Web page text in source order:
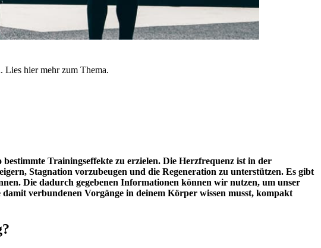
Lies hier mehr zum Thema.
Trainingseffekte zu erzielen. Die Herzfrequenz ist in der
Stagnation vorzubeugen und die Regeneration zu unterstützen. Es gibt
Die dadurch gegebenen Informationen können wir nutzen, um unser
verbundenen Vorgänge in deinem Körper wissen musst, kompakt